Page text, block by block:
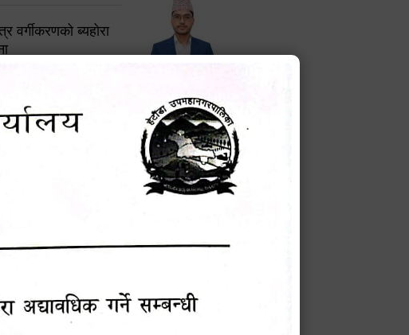
वर्गीकरणको ब्यहोरा
सम्बन्धी सूचना !
सूचना
जिम्मेवारी
।
प्रमुख प्रशासकीय अधिकृत
Phone: 9855010111
सविन न्यौपाने